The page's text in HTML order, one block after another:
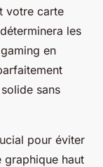
votre carte
les
en
sans
pour éviter
graphique haut